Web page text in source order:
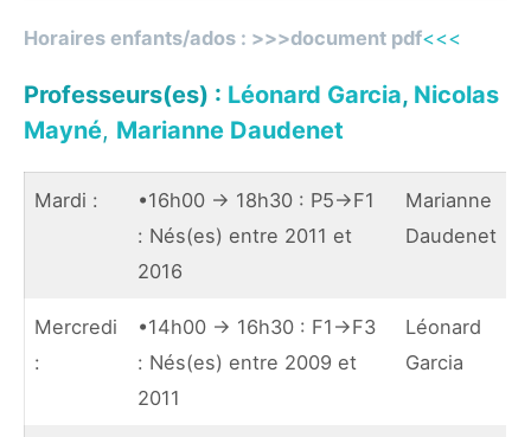
Horaires enfants/ados : >>>document pdf<<<
Professeurs(es) : Léonard Garcia, Nicolas
Mayné, Marianne Daudenet
Mardi :
•16h00 -> 18h30 : P5->F1
: Nés(es) entre 2011 et
2016
Marianne
Daudenet
Mercredi
:
•14h00 -> 16h30 : F1->F3
: Nés(es) entre 2009 et
2011
Léonard
Garcia